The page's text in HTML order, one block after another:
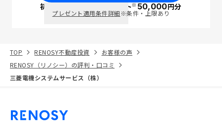
初回面談で ポイント※50,000円分
プレゼント適用条件詳細※条件・上限あり
TOP RENOSY不動産投資
お客様の声
RENOSY（リノシー）の評判・口コミ
三菱電機システムサービス（株）